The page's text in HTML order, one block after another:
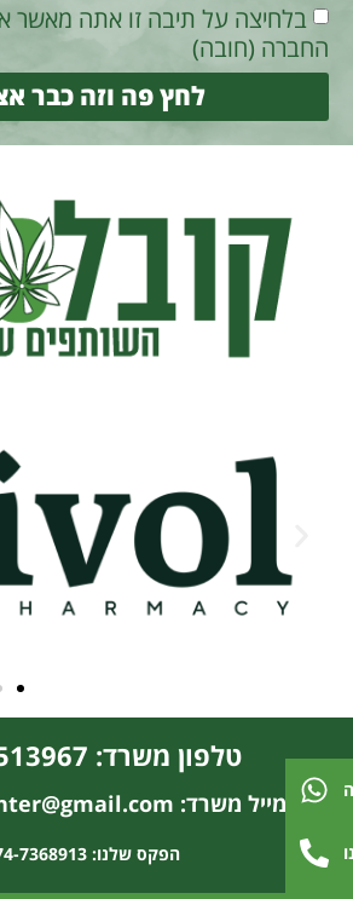
בלחיצה על תיבה זו אתה מאשר
החברה (חובה)
לחץ פה וזה כבר
טלפון משרד: 052-2513967
מייל משרד: Kovalskicenter@gmail.com
הפקס שלנו: 074-7368913